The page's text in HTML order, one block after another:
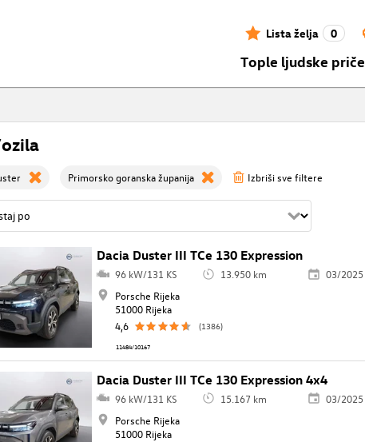
Lista želja 0
Tople ljudske priče
Primorsko goranska županija Izbriši sve filtere
Dacia Duster III TCe 130 Expression
96 kW/131 KS 13.950 km
03/2025
Porsche Rijeka
51000 Rijeka
4,6
(1386)
11484/10167
Dacia Duster III TCe 130 Expression 4x4
96 kW/131 KS 15.167 km
03/2025
Porsche Rijeka
51000 Rijeka